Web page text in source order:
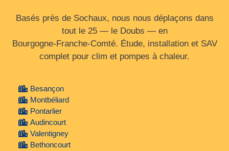
Basés près de Sochaux, nous nous déplaçons dans
tout le 25 — le Doubs — en
Bourgogne‑Franche‑Comté. Étude, installation et SAV
complet pour clim et pompes à chaleur.
Besançon
Montbéliard
Pontarlier
Audincourt
Valentigney
Bethoncourt